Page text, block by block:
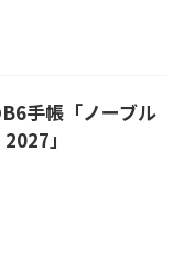
手帳「ノーブル
」